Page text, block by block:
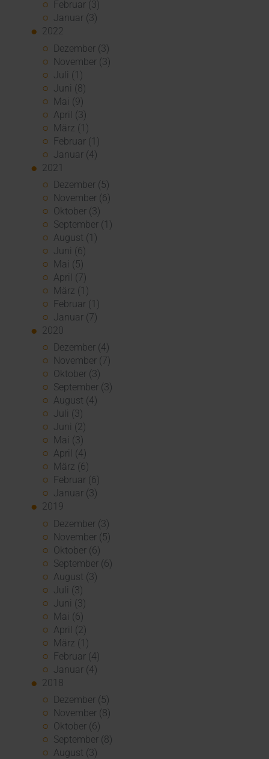
Februar (3)
Januar (3)
2022
Dezember (3)
November (3)
Juli (1)
Juni (8)
Mai (9)
April (3)
März (1)
Februar (1)
Januar (4)
2021
Dezember (5)
November (6)
Oktober (3)
September (1)
August (1)
Juni (6)
Mai (5)
April (7)
März (1)
Februar (1)
Januar (7)
2020
Dezember (4)
November (7)
Oktober (3)
September (3)
August (4)
Juli (3)
Juni (2)
Mai (3)
April (4)
März (6)
Februar (6)
Januar (3)
2019
Dezember (3)
November (5)
Oktober (6)
September (6)
August (3)
Juli (3)
Juni (3)
Mai (6)
April (2)
März (1)
Februar (4)
Januar (4)
2018
Dezember (5)
November (8)
Oktober (6)
September (8)
August (3)